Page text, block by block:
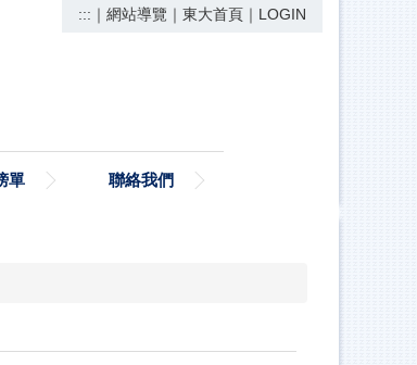
::: ｜ 網站導覽 ｜ 東大首頁 ｜ LOGIN
單 聯絡我們